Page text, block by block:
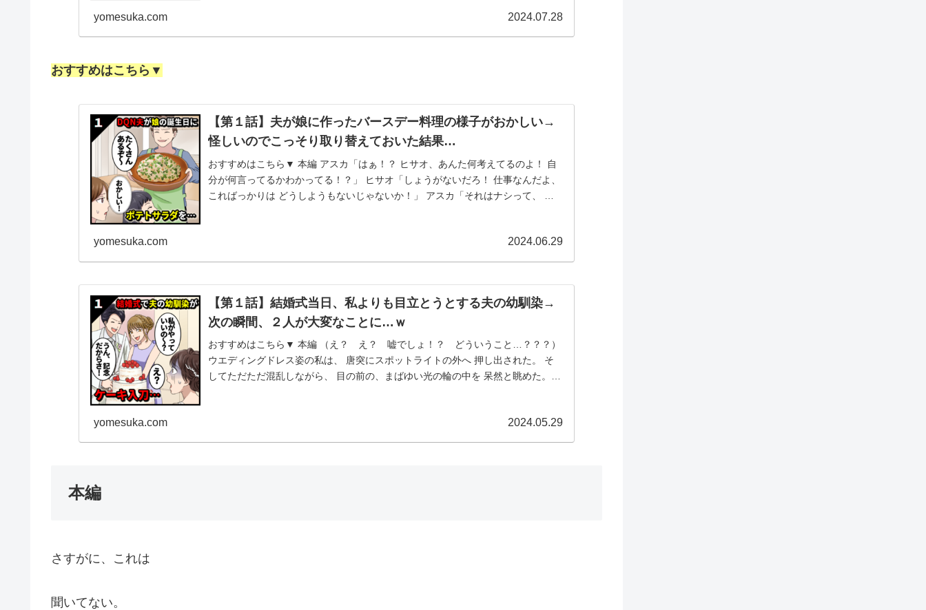
yomesuka.com 2024.07.28
おすすめはこちら▼
【第１話】夫が娘に作ったバースデー料理の様子がおかしい→
怪しいのでこっそり取り替えておいた結果…
おすすめはこちら▼ 本編 アスカ「はぁ！？ ヒサオ、あんた何考えてるのよ！ 自
分が何言ってるかわかってる！？」 ヒサオ「しょうがないだろ！ 仕事なんだよ、
こればっかりは どうしようもないじゃないか！」 アスカ「それはナシって、 リ
yomesuka.com 2024.06.29
【第１話】結婚式当日、私よりも目立とうとする夫の幼馴染→
次の瞬間、２人が大変なことに…ｗ
おすすめはこちら▼ 本編 （え？ え？ 嘘でしょ！？ どういうこと…？？？）
ウエディングドレス姿の私は、 唐突にスポットライトの外へ 押し出された。 そ
してただただ混乱しながら、 目の前の、まばゆい光の輪の中を 呆然と眺めた。
yomesuka.com 2024.05.29
本編
さすがに、これは
聞いてない。